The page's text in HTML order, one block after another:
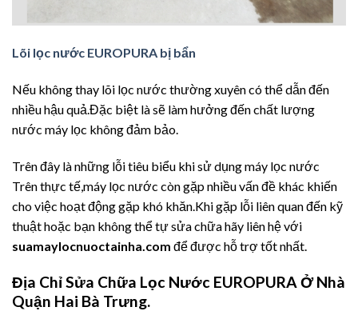
Lõi lọc nước EUROPURA bị bẩn
Nếu không thay lõi lọc nước thường xuyên có thể dẫn đến
nhiều hậu quả.Đặc biệt là sẽ làm hưởng đến chất lượng
nước máy lọc không đảm bảo.
Trên đây là những lỗi tiêu biểu khi sử dụng máy lọc nước
Trên thực tế,máy lọc nước còn gặp nhiều vấn đề khác khiến
cho việc hoạt động gặp khó khăn.Khi gặp lỗi liên quan đến kỹ
thuật hoặc bạn không thể tự sửa chữa hãy liên hệ với
suamaylocnuoctainha.com để được hỗ trợ tốt nhất.
Địa Chỉ Sửa Chữa Lọc Nước EUROPURA Ở Nhà
Quận Hai Bà Trưng.